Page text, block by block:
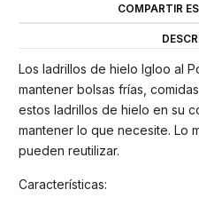
COMPARTIR
Los ladrillos de hielo Igloo al
mantener bolsas frías,
estos ladrillos de hielo en su
mantener lo que necesite. Lo
pueden reutilizar.
Características: